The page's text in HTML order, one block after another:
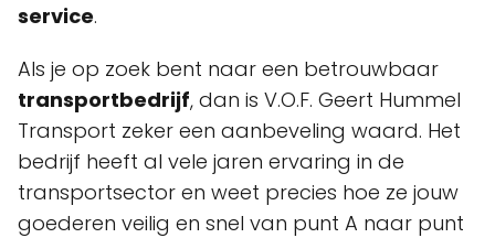
service.
Als je op zoek bent naar een betrouwbaar
transportbedrijf, dan is V.O.F. Geert Hummel
Transport zeker een aanbeveling waard. Het
bedrijf heeft al vele jaren ervaring in de
transportsector en weet precies hoe ze jouw
goederen veilig en snel van punt A naar punt